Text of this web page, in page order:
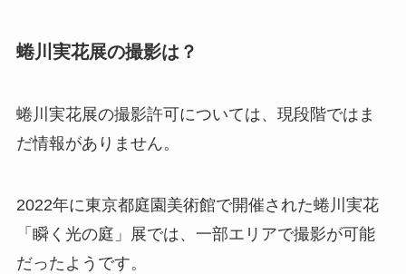
蜷川実花展の撮影は？
蜷川実花展の撮影許可については、現段階ではま
だ情報がありません。
2022年に東京都庭園美術館で開催された蜷川実花
「瞬く光の庭」展では、一部エリアで撮影が可能
だったようです。